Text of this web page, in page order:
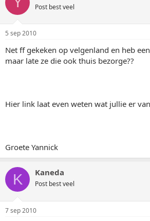
Post best veel
5 sep 2010
Net ff gekeken op velgenland en heb
maar late ze die ook thuis bezorge??
Hier link laat even weten wat jullie er
Groete Yannick
K Kaneda
Post best veel
7 sep 2010